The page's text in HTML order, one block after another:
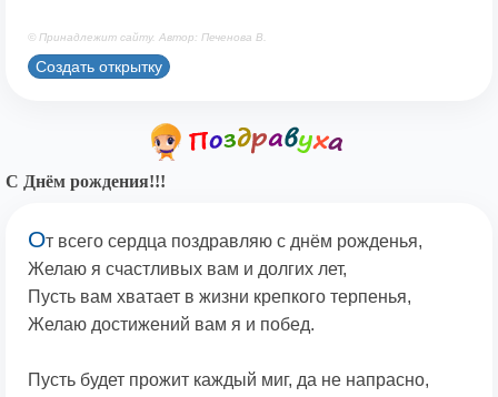
© Принадлежит сайту. Автор: Печенова В.
Создать открытку
С Днём рождения!!!
От всего сердца поздравляю с днём рожденья,
Желаю я счастливых вам и долгих лет,
Пусть вам хватает в жизни крепкого терпенья,
Желаю достижений вам я и побед.
Пусть будет прожит каждый миг, да не напрасно,